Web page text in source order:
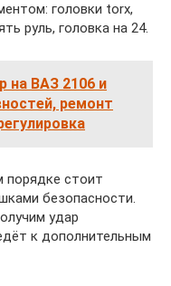
головки torx,
руль, головка на 24.
на ВАЗ 2106 и
ремонт
порядке стоит
безопасности.
удар
к дополнительным